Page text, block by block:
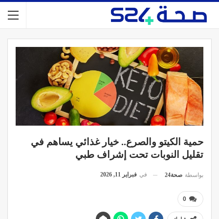
حمية الكيتو والصرع.. خيار غذائي يساهم في
تقليل النوبات تحت إشراف طبي
بواسطة صحة24 في فبراير 11, 2026
0